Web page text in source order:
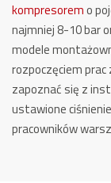
kompresoremo
najmniej 8-10 bar
modele
rozpoczęciem
zapoznać się z
ustawione
pracowników